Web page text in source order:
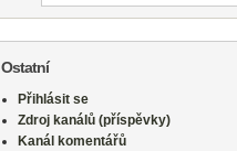
Ostatní
Přihlásit se
Zdroj kanálů (příspěvky)
Kanál komentářů